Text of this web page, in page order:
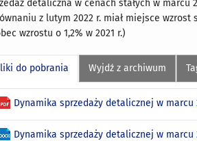
detaliczna w cenach stałych w marcu
z lutym 2022 r. miał miejsce wzrost
wzrostu o 1,2% w 2021 r.)
do pobrania Wyjdź z archiwum
Dynamika sprzedaży detalicznej w
Dynamika sprzedaży detalicznej w